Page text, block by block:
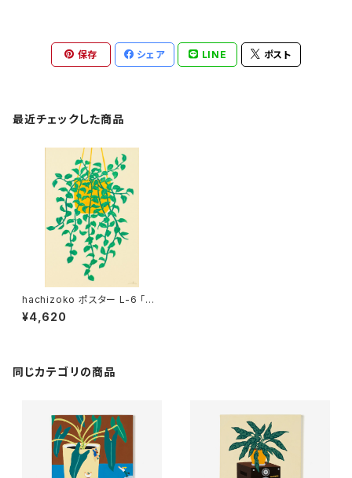
保存 シェア LINE ポスト
最近チェックした商品
hachizoko ポスター L-6 「デ
ィスキディアヌンムフォリア」
¥4,620
同じカテゴリの商品